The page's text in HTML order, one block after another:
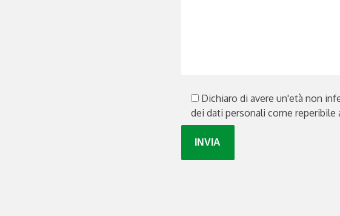
Dichiaro di avere un'età non
dei dati personali come reperibile